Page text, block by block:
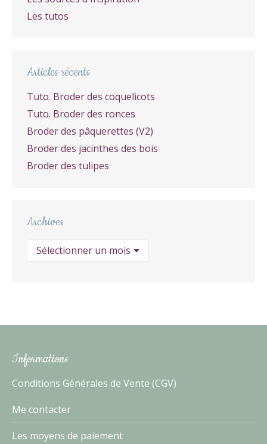
Les tutos
Articles récents
Tuto. Broder des coquelicots
Tuto. Broder des ronces
Broder des pâquerettes (V2)
Broder des jacinthes des bois
Broder des tulipes
Archives
Archives
Informations
Conditions Générales de Vente (CGV)
Me contacter
Les moyens de paiement